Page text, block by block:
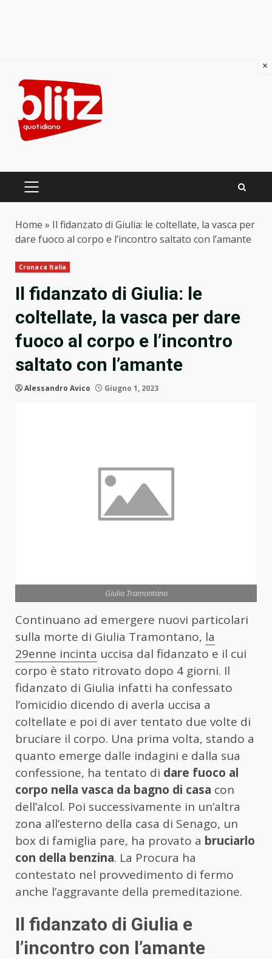
content
PRIMARY
Home » Il fidanzato di Giulia: le coltellate, la vasca per
dare fuoco al corpo e l’incontro saltato con l’amante
Cronaca Italia
Il fidanzato di Giulia: le
coltellate, la vasca per dare
fuoco al corpo e l’incontro
saltato con l’amante
Alessandro Avico Giugno 1, 2023
Giulia Tramontano
Continuano ad emergere nuovi particolari
sulla morte di Giulia Tramontano, la
29enne incinta uccisa dal fidanzato e il cui
corpo è stato ritrovato dopo 4 giorni. Il
fidanzato di Giulia infatti ha confessato
l’omicidio dicendo di averla uccisa a
coltellate e poi di aver tentato due volte di
bruciare il corpo. Una prima volta, stando a
quanto emerge dalle indagini e dalla sua
confessione, ha tentato di dare fuoco al
corpo nella vasca da bagno di casa con
dell’alcol. Poi successivamente in un’altra
zona all’esterno della casa di Senago, un
box di famiglia pare, ha provato a bruciarlo
con della benzina. La Procura ha
contestato nel provvedimento di fermo
anche l’aggravante della premeditazione.
Il fidanzato di Giulia e
l’incontro con l’amante
×